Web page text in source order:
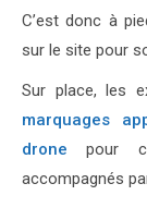
C’est donc à
sur le site pour
Sur place, les
marquages
drone pour
accompagnés